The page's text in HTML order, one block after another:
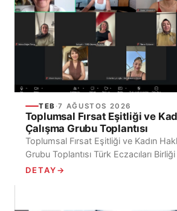
TEB ·7 AĞUSTOS 2026
Toplumsal Fırsat Eşitliği ve
Çalışma Grubu Toplantısı
Toplumsal Fırsat Eşitliği ve Kadın
Grubu Toplantısı Türk Eczacıları
Toplumsal Fırsat Eşitliği ve Kadın
DETAY→